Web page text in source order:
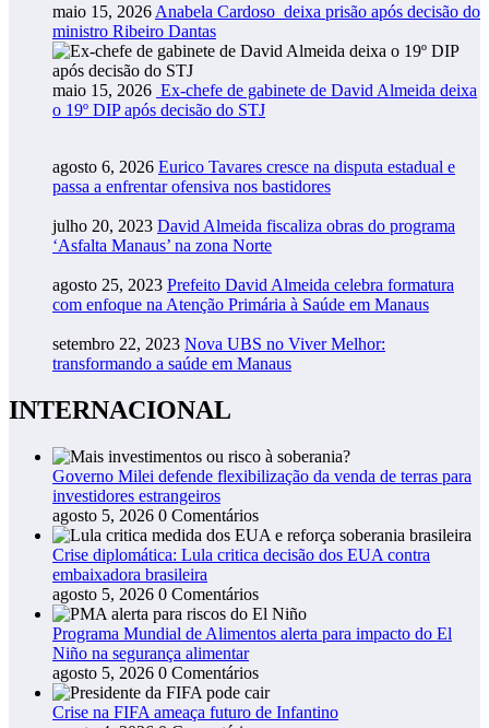
maio 15, 2026 Anabela Cardoso deixa prisão após decisão do
ministro Ribeiro Dantas
maio 15, 2026 Ex-chefe de gabinete de David Almeida deixa
o 19º DIP após decisão do STJ
agosto 6, 2026 Eurico Tavares cresce na disputa estadual e
passa a enfrentar ofensiva nos bastidores
julho 20, 2023 David Almeida fiscaliza obras do programa
‘Asfalta Manaus’ na zona Norte
agosto 25, 2023 Prefeito David Almeida celebra formatura
com enfoque na Atenção Primária à Saúde em Manaus
setembro 22, 2023 Nova UBS no Viver Melhor:
transformando a saúde em Manaus
INTERNACIONAL
Governo Milei defende flexibilização da venda de terras para
investidores estrangeiros
agosto 5, 2026 0 Comentários
Crise diplomática: Lula critica decisão dos EUA contra
embaixadora brasileira
agosto 5, 2026 0 Comentários
Programa Mundial de Alimentos alerta para impacto do El
Niño na segurança alimentar
agosto 5, 2026 0 Comentários
Crise na FIFA ameaça futuro de Infantino